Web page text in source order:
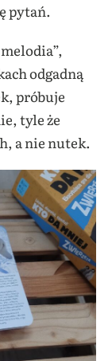
pytań.
odgadną
próbuje
tyle że
a nie nutek.